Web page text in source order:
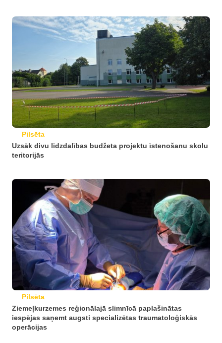
Pilsēta
Uzsāk divu līdzdalības budžeta projektu īstenošanu skolu
teritorijās
Pilsēta
Ziemeļkurzemes reģionālajā slimnīcā paplašinātas
iespējas saņemt augsti specializētas traumatoloģiskās
operācijas